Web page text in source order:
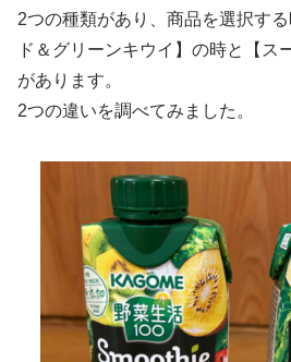
2つの種類があり、商品を選択す
ド＆グリーンキウイ】の時と【ス
があります。
2つの違いを調べてみました。